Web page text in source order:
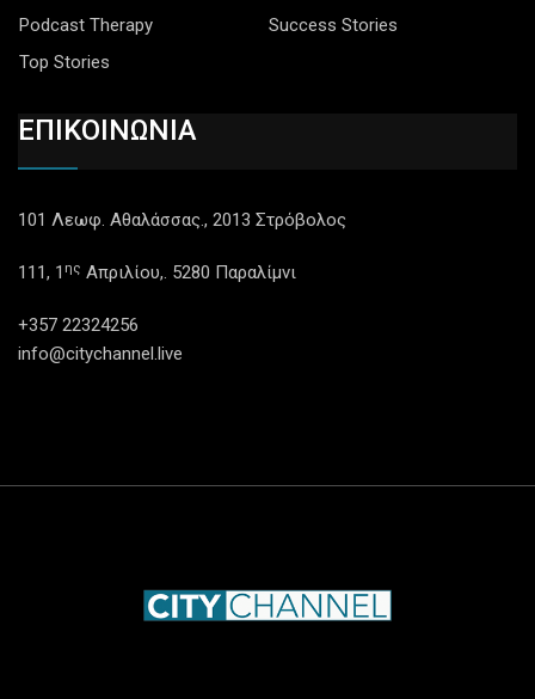
Podcast Therapy
Success Stories
Top Stories
ΕΠΙΚΟΙΝΩΝΙΑ
101 Λεωφ. Αθαλάσσας., 2013 Στρόβολος
111, 1 ης Απριλίου,. 5280 Παραλίμνι
+357 22324256
info@citychannel.live